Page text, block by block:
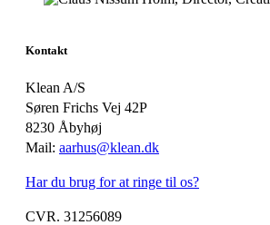
Kontakt
Klean A/S
Søren Frichs Vej 42P
8230 Åbyhøj
Mail: aarhus@klean.dk
Har du brug for at ringe til os?
CVR. 31256089